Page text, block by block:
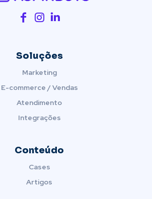
Soluções
Marketing
E-commerce / Vendas
Atendimento
Integrações
Conteúdo
Cases
Artigos